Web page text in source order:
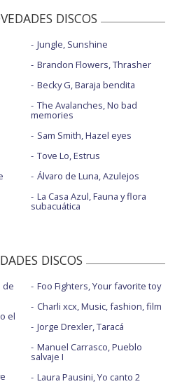
DISCOS
Jungle, Sunshine
Brandon Flowers, Thrasher
Becky G, Baraja bendita
The Avalanches, No bad
memories
Sam Smith, Hazel eyes
Tove Lo, Estrus
Álvaro de Luna, Azulejos
La Casa Azul, Fauna y flora
subacuática
DISCOS
de
el
Foo Fighters, Your favorite toy
Charli xcx, Music, fashion, film
Jorge Drexler, Taracá
Manuel Carrasco, Pueblo
salvaje I
Laura Pausini, Yo canto 2